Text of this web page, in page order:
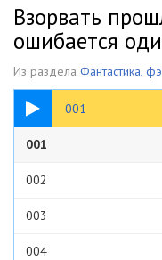
Взорвать
ошибается
Из раздела Фантастика,
001
08:03
001
002
003
004